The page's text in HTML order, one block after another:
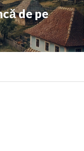
de pe